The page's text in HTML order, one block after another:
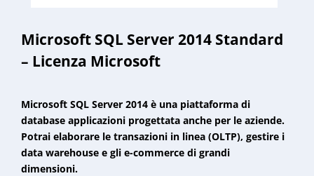
Microsoft SQL Server 2014 Standard
– Licenza Microsoft
Microsoft SQL Server 2014 è una piattaforma di
database applicazioni progettata anche per le aziende.
Potrai elaborare le transazioni in linea (OLTP), gestire i
data warehouse e gli e-commerce di grandi
dimensioni.